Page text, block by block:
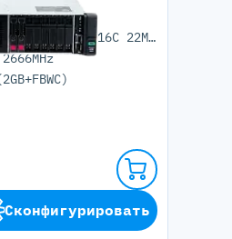
1x HPE Intel Xeon Gold 6242 (16C 22M Cache 2.80 GHz)
Сконфигурировать